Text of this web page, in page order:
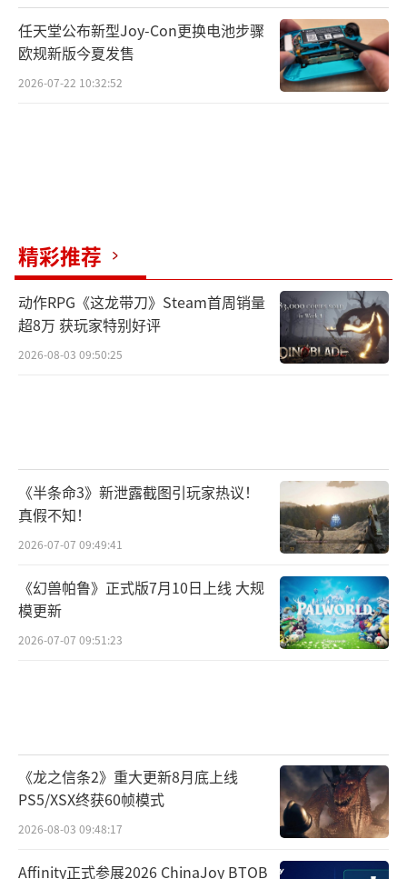
任天堂公布新型Joy-Con更换电池步骤
欧规新版今夏发售
2026-07-22 10:32:52
精彩推荐
动作RPG《这龙带刀》Steam首周销量
超8万 获玩家特别好评
2026-08-03 09:50:25
《半条命3》新泄露截图引玩家热议！
真假不知！
2026-07-07 09:49:41
《幻兽帕鲁》正式版7月10日上线 大规
模更新
2026-07-07 09:51:23
《龙之信条2》重大更新8月底上线
PS5/XSX终获60帧模式
2026-08-03 09:48:17
Affinity正式参展2026 ChinaJoy BTOB